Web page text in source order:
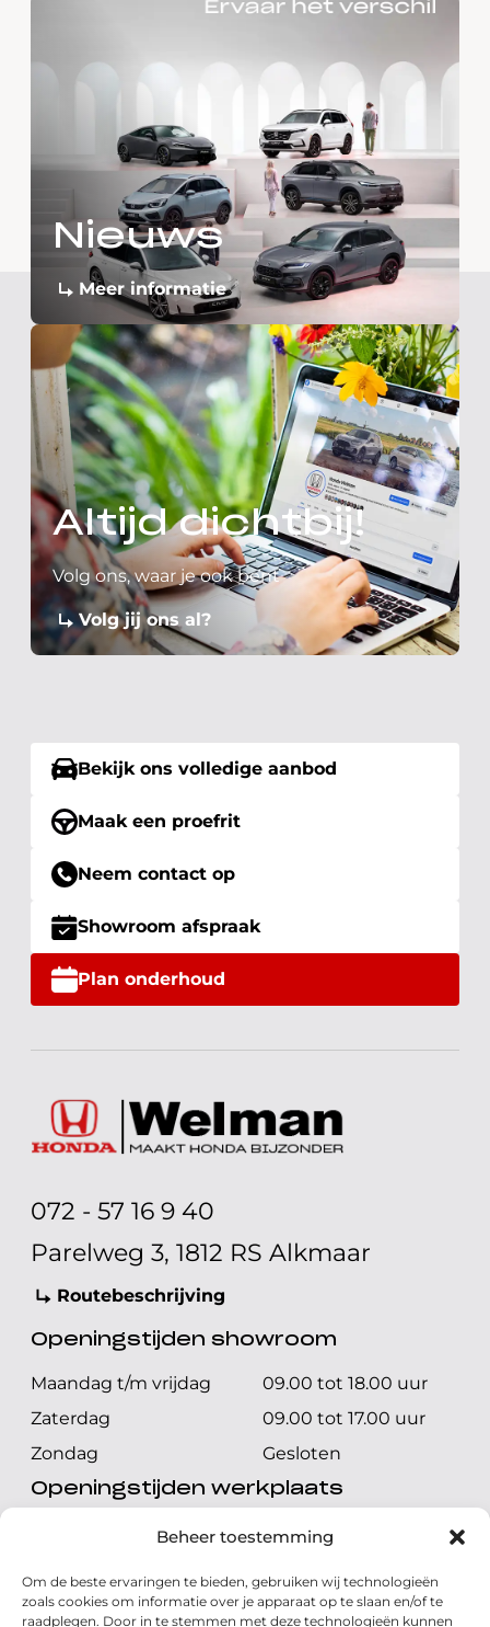
Beheer toestemming
Om de beste ervaringen te bieden, gebruiken wij technologieën
zoals cookies om informatie over je apparaat op te slaan en/of te
raadplegen. Door in te stemmen met deze technologieën kunnen
Nieuws
Meer informatie
Altijd dichtbij!
Volg ons, waar je ook bent
Volg jij ons al?
Bekijk ons volledige aanbod
Maak een proefrit
Neem contact op
Showroom afspraak
Plan onderhoud
072 - 57 16 9 40
Parelweg 3, 1812 RS Alkmaar
Routebeschrijving
Openingstijden showroom
Maandag t/m vrijdag
09.00 tot 18.00 uur
Zaterdag
09.00 tot 17.00 uur
Zondag
Gesloten
Openingstijden werkplaats
Maandag t/m vrijdag
08.00 tot 17.00 uur
Zondag
Gesloten